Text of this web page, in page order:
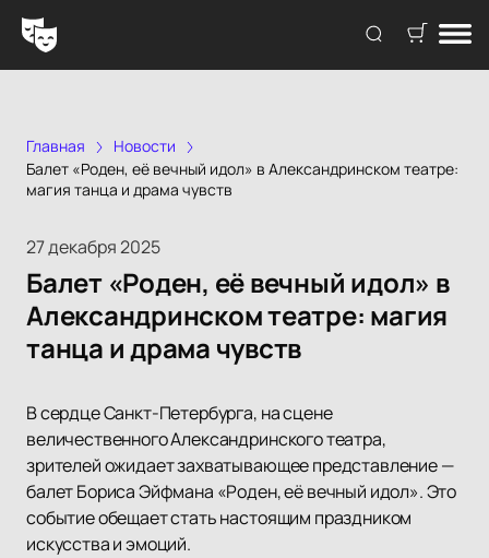
Главная
Новости
Балет «Роден, её вечный идол» в Александринском театре:
магия танца и драма чувств
27 декабря 2025
Балет «Роден, её вечный идол» в
Александринском театре: магия
танца и драма чувств
В сердце Санкт-Петербурга, на сцене
величественного Александринского театра,
зрителей ожидает захватывающее представление —
балет Бориса Эйфмана «Роден, её вечный идол». Это
событие обещает стать настоящим праздником
искусства и эмоций.